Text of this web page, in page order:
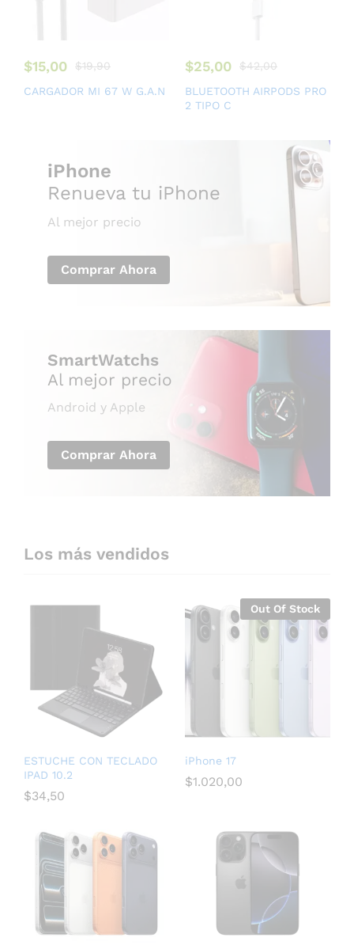
$15,00 $19,90
CARGADOR MI 67 W G.A.N
$25,00 $42,00
BLUETOOTH AIRPODS PRO
2 TIPO C
iPhone
Renueva tu iPhone
Al mejor precio
Comprar Ahora
SmartWatchs
Al mejor precio
Android y Apple
Comprar Ahora
Los más vendidos
ESTUCHE CON TECLADO
IPAD 10.2
$34,50
Out Of Stock
iPhone 17
$1.020,00